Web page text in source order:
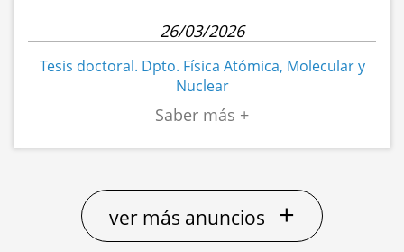
26/03/2026
Tesis doctoral. Dpto. Física Atómica, Molecular y
Nuclear
ver más anuncios +